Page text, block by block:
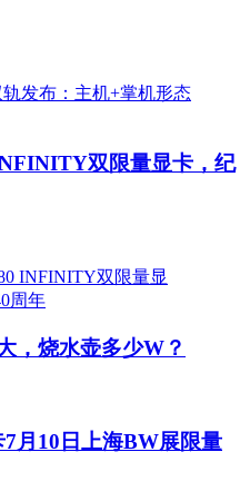
双限量显卡，纪
，烧水壶多少W？
月10日上海BW展限量